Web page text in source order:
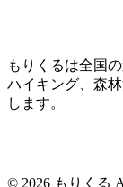
もりくるは全国
ハイキング、森
します。
© 2026 もりくる